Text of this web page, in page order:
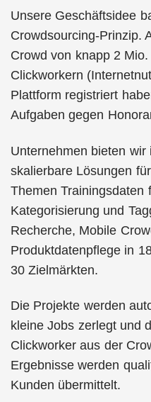
Unsere Geschäftsidee
Crowdsourcing-Prinzip.
Crowd von knapp 2
Clickworkern
Plattform registriert
Aufgaben gegen
Unternehmen bieten
skalierbare Lösungen
Themen Trainingsdaten
Kategorisierung und
Recherche, Mobile
Produktdatenpflege in
30 Zielmärkten.
Die Projekte werden
kleine Jobs zerlegt und
Clickworker aus der
Ergebnisse werden
Kunden übermittelt.